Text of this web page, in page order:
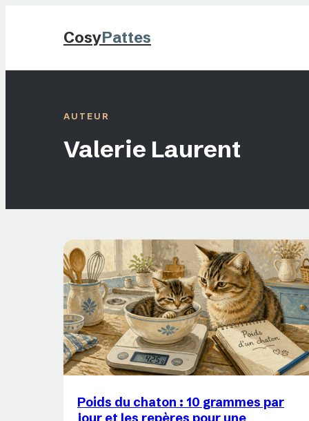
CosyPattes
AUTEUR
Valerie Laurent
Poids du chaton : 10 grammes par